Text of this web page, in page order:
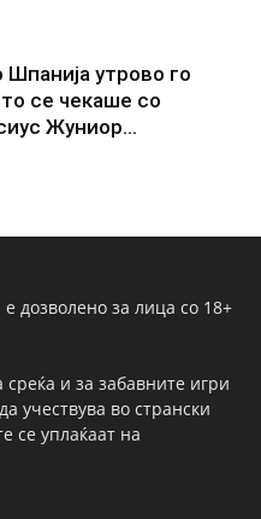
утрово го
се чекаше со
Жуниор...
дозволено за лица со 18+
среќа и за забавните игри
учествува во странски
се уплаќаат на